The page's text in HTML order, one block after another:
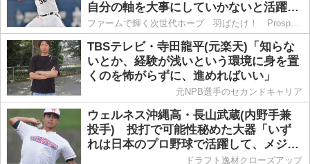
自分の軸を大事にしていかないと活躍で
きない」
ファームで輝く次世代ホープ 羽ばたけ！ Prospect Players
TBSテレビ・寺田龍平(元楽天)「知らな
いとか、経験が浅いという環境に身を置
くのを怖がらずに、進めればいい」
元NPB選手のセカンドキャリア
ウェルネス沖縄高・長山武蔵(内野手兼
投手) 投打で可能性秘めた大器「いず
れは日本のプロ野球で活躍して、メジャ
ー・リーグでプレーしたい夢もありま
ドラフト逸材クローズアップ